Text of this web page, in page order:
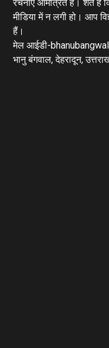
रचनाएं आमंत्रित हैं। शर्त है
मीडिया में न लगी हो। आप
हैं।
मेल आईडी-
भानु बंगवाल, देहरादून,